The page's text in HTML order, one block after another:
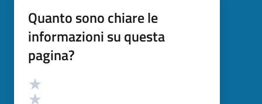
Quanto sono chiare le
informazioni su questa
pagina?
Valutazione